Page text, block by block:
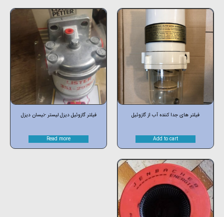
فیلتر های جدا کننده آب از گازوئیل
Add to cart
فیلتر گازوئیل دیزل لیستر -نیسان دیزل
Read more